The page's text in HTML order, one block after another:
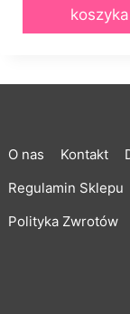
koszyka
O nas Kontakt
Regulamin Sklepu
Polityka Zwrotów